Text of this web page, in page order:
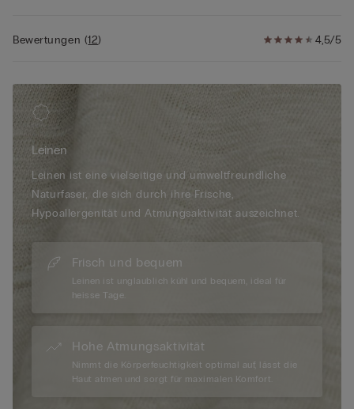
4,5/5
Bewertungen (12)
Leinen
Leinen ist eine vielseitige und umweltfreundliche
Naturfaser, die sich durch ihre Frische,
Hypoallergenität und Atmungsaktivität auszeichnet.
Frisch und bequem
Leinen ist unglaublich kühl und bequem, ideal für
heisse Tage.
Hohe Atmungsaktivität
Nimmt die Körperfeuchtigkeit optimal auf, lässt die
Haut atmen und sorgt für maximalen Komfort.